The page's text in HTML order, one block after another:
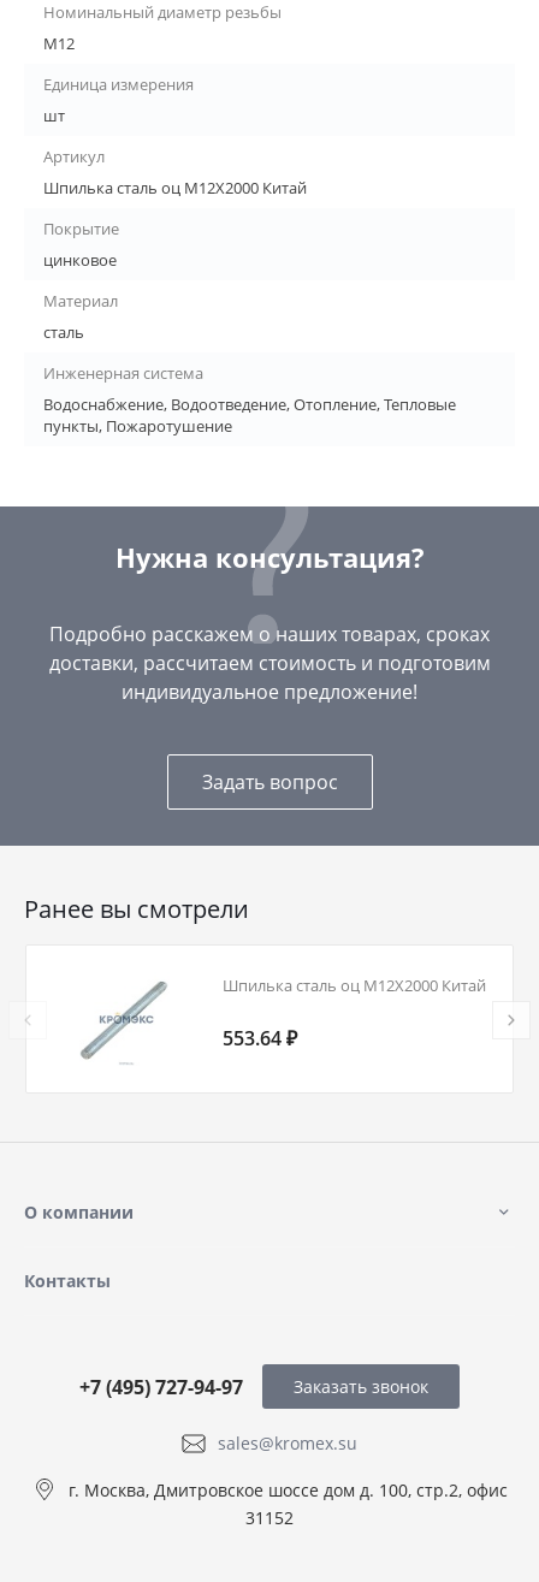
Номинальный диаметр резьбы
М12
Единица измерения
шт
Артикул
Шпилька сталь оц М12Х2000 Китай
Покрытие
цинковое
Материал
сталь
Инженерная система
Водоснабжение, Водоотведение, Отопление, Тепловые
пункты, Пожаротушение
Нужна консультация?
Подробно расскажем о наших товарах, сроках
доставки, рассчитаем стоимость и подготовим
индивидуальное предложение!
Задать вопрос
Ранее вы смотрели
Шпилька сталь оц М12Х2000 Китай
553.64 ₽
О компании
Контакты
sales@kromex.su
+7 (495) 727-94-97
г. Москва, Дмитровское шоссе дом д. 100, стр.2, офис
31152
Заказать звонок